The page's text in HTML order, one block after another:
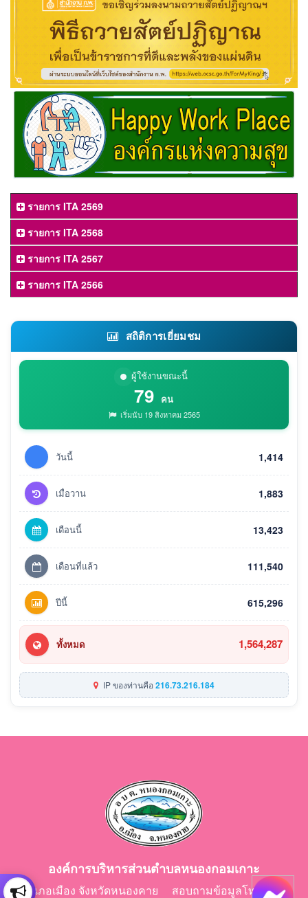
รายการ ITA 2569
รายการ ITA 2568
รายการ ITA 2567
รายการ ITA 2566
สถิติการเยี่ยมชม
ผู้ใช้งานขณะนี้
79 คน
เริ่มนับ 19 สิงหาคม 2565
วันนี้ 1,414
เมื่อวาน 1,883
เดือนนี้ 13,423
เดือนที่แล้ว 111,540
ปีนี้ 615,296
ทั้งหมด 1,564,287
IP ของท่านคือ216.73.216.184
องค์การบริหารส่วนตำบลหนองกอมเกาะ
อำเภอเมือง จังหวัดหนองคาย สอบถามข้อมูลโทร 042-